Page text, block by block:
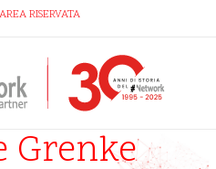
AREA RISERVATA
Grenke